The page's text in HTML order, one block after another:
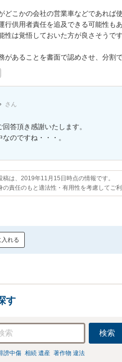
どこかの会社の営業車などであれば
行供用者責任を追及できる可能性も
性は覚悟しておいた方が良さそうです
があることを書面で認めさせ、分割
さん
答頂き感謝いたします。
のですね・・・。
稿は、2019年11月15日時点の情報です。
の責任のもと適法性・有用性を考慮してご
れる
す
検索
謗中傷 相続 遺産 著作物 違法